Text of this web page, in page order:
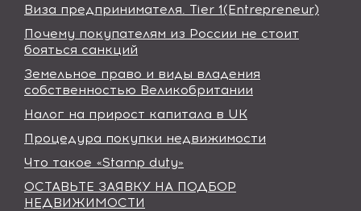
Виза предпринимателя. Tier 1(Entrepreneur)
Почему покупателям из России не стоит
бояться санкций
Земельное право и виды владения
собственностью Великобритании
Налог на прирост капитала в UK
Процедура покупки недвижимости
Что такое «Stamp duty»
ОСТАВЬТЕ ЗАЯВКУ НА ПОДБОР
НЕДВИЖИМОСТИ